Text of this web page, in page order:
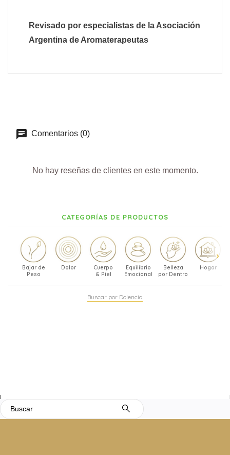
Revisado por especialistas de la Asociación
Argentina de Aromaterapeutas
Comentarios (0)
No hay reseñas de clientes en este momento.
CATEGORÍAS DE PRODUCTOS
Bajar de
Peso
Dolor
Cuerpo
& Piel
Equilibrio
Emocional
Belleza
por Dentro
Hogar
Buscar por Dolencia